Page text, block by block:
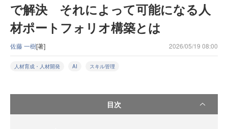
で解決 それによって可能になる人
材ポートフォリオ構築とは
佐藤 一樹[著] 2026/05/19 08:00
人材育成・人材開発 AI スキル管理
目次